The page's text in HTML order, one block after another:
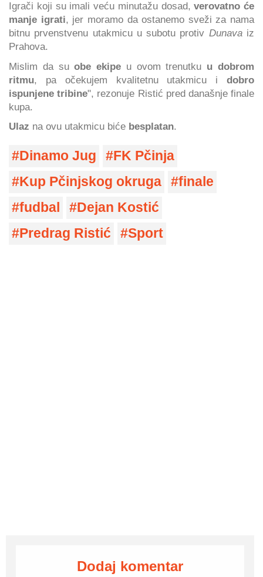
Igrači koji su imali veću minutažu dosad,verovatno će
manje igrati, jer moramo da ostanemo sveži za nama
bitnu prvenstvenu utakmicu u subotu protiv Dunavaiz
Prahova.
Mislim da suobe ekipe u ovom trenutku u dobrom
ritmu, pa očekujem kvalitetnu utakmicu i dobro
ispunjene tribine", rezonuje Ristić pred današnje finale
kupa.
Ulaz na ovu utakmicu biće besplatan.
Dinamo Jug
FK Pčinja
Kup Pčinjskog okruga
finale
fudbal
Dejan Kostić
Predrag Ristić
Sport
Dodaj komentar